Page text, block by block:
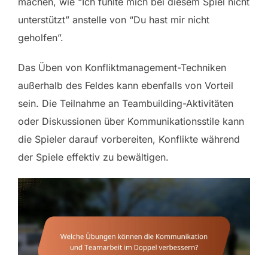
unterstützt” anstelle von “Du hast mir nicht
geholfen”.
Das Üben von Konfliktmanagement-Techniken
außerhalb des Feldes kann ebenfalls von Vorteil
sein. Die Teilnahme an Teambuilding-Aktivitäten
oder Diskussionen über Kommunikationsstile kann
die Spieler darauf vorbereiten, Konflikte während
der Spiele effektiv zu bewältigen.